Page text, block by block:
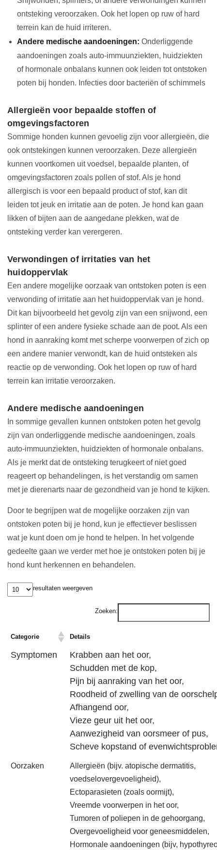
ontsteking veroorzaken. Ook het lopen op ruw of hard
terrein kan de huid irriteren.
Andere medische aandoeningen: Onderliggende
aandoeningen zoals auto-immuunziekten, huidziekten
of hormonale onbalans kunnen ook leiden tot ontstoken
poten bij honden. Infecties door bacteriën of schimmels
Allergieën voor bepaalde stoffen of
omgevingsfactoren
Sommige honden kunnen gevoelig zijn voor allergieën, die
ook ontstekingen kunnen veroorzaken. Deze allergieën
kunnen voortkomen uit voedsel, bepaalde planten, of
omgevingsfactoren zoals pollen of stof. Als je hond
allergisch is voor een bepaald product of stof, kan dit
leiden tot jeuk en irritatie aan de poten. Je hond kan gaan
likken of bijten aan de aangedane plekken, wat de
ontsteking verder kan verergeren.
Verwondingen of irritaties van het
huidoppervlak
Een andere mogelijke oorzaak van ontstoken poten is een
verwonding of irritatie aan het huidoppervlak van je hond.
Dit kan bijvoorbeeld het gevolg zijn van een snijwond, een
splinter of een andere fysieke schade aan de poot. Als een
hond in aanraking komt met scherpe voorwerpen of zich op
een andere manier verwondt, kan de huid ontsteken als
reactie op de verwonding. Ook het lopen op ruw of hard
terrein kan irritatie veroorzaken.
Andere medische aandoeningen
In sommige gevallen kunnen ontstoken poten het gevolg
zijn van onderliggende medische aandoeningen, zoals
auto-immuunziekten, huidziekten of hormonale onbalans.
Als je merkt dat de ontsteking terugkeert of niet goed
reageert op behandelingen, is het verstandig om samen
met je dierenarts naar de gezondheid van je hond te kijken.
Door te begrijpen wat de mogelijke oorzaken zijn van
ontstoken poten bij je hond, kun je effectiever beslissen
wat je kunt doen om je hond te helpen. In het volgende
gedeelte gaan we verder met hoe je ontstoken poten bij je
hond kunt herkennen en behandelen.
resultaten weergeven
Zoeken:
Categorie Details
Symptomen
Krabben aan het oor,
Schudden met de kop,
Pijn bij aanraking van het oor,
Roodheid of zwelling van de
Afhangend oor,
Vieze geur uit het oor,
Aanwezigheid van oorsmeer of pus,
Scheve kopstand of
Oorzaken
Allergieën (bijv. atopische dermatitis,
voedselovergevoeligheid),
Ectoparasieten (zoals oormijt),
Vreemde voorwerpen in het oor,
Tumoren of poliepen in de gehoorgang,
Overgevoeligheid voor geneesmiddelen,
Hormonale aandoeningen (bijv,